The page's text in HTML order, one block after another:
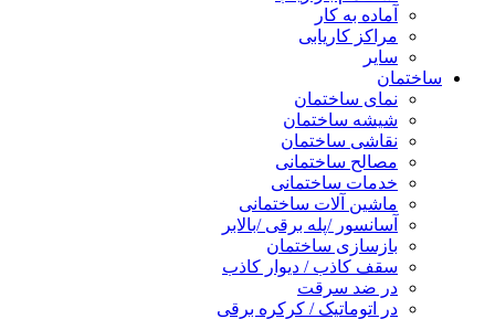
آماده به کار
مراکز کاریابی
سایر
ساختمان
نمای ساختمان
شیشه ساختمان
نقاشی ساختمان
مصالح ساختمانی
خدمات ساختمانی
ماشین آلات ساختمانی
آسانسور /پله برقی /بالابر
بازسازی ساختمان
سقف کاذب / دیوار کاذب
در ضد سرقت
در اتوماتیک / کرکره برقی